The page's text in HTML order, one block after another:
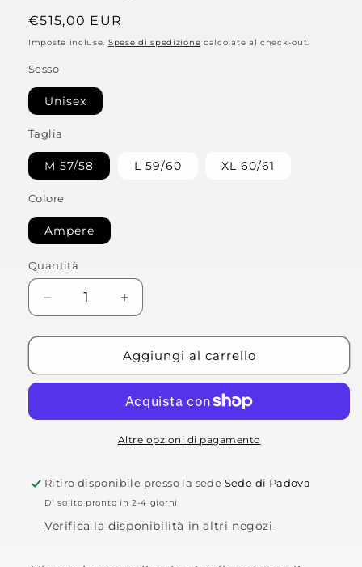
Prezzo
di
€515,00 EUR
Imposte incluse. Spese di spedizione calcolate al check-out.
Sesso
Unisex
Taglia
M 57/58 L 59/60 XL 60/61
Colore
Ampere
Quantità
Diminuisci
quantità
per
jet
Aumenta
quantità
per
Casco
jet
Paulo
Aggiungi al carrello
Altre opzioni di pagamento
Ritiro disponibile presso la sede Sede di Padova
Di solito pronto in 2-4 giorni
Verifica la disponibilità in altri negozi